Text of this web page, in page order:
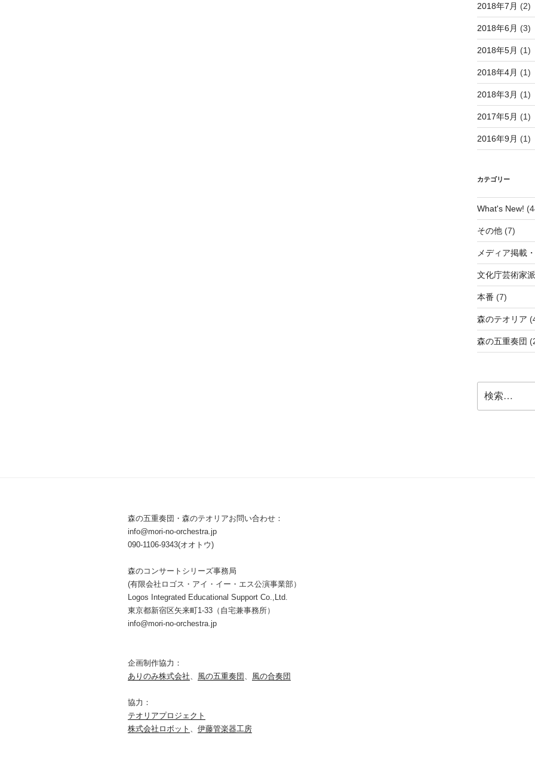
2018年7月 (2)
2018年6月 (3)
2018年5月 (1)
2018年4月 (1)
2018年3月 (1)
2017年5月 (1)
2016年9月 (1)
カテゴリー
What's New!
その他(7)
メディア掲載
文化庁芸術家
本番 (7)
森のテオリア
森の五重奏団
索:
森の五重奏団・森のテオリアお問い合わせ：
info@mori-no-orchestra.jp
090-1106-9343(オオトウ)
森のコンサートシリーズ事務局
(有限会社ロゴス・アイ・イー・エス公演事業部）
Logos Integrated Educational Support Co.,Ltd.
東京都新宿区矢来町1-33（自宅兼事務所）
info@mori-no-orchestra.jp
企画制作協力：
ありのみ株式会社
風の五重奏団 風の合奏団
協力：
テオリアプロジェクト
株式会社ロボット
伊藤管楽器工房